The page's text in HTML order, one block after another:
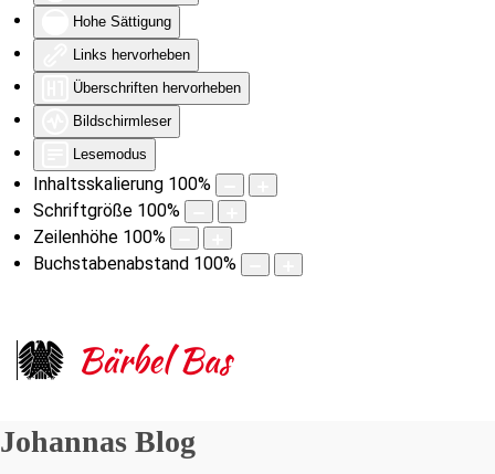
Hohe Sättigung
Links hervorheben
Überschriften hervorheben
Bildschirmleser
Lesemodus
Inhaltsskalierung 100%
Schriftgröße 100%
Zeilenhöhe 100%
Buchstabenabstand 100%
Johannas Blog